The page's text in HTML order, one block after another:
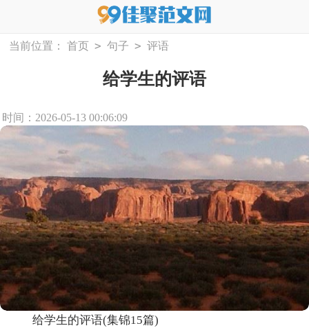
当前位置： 首页 > 句子 > 评语
给学生的评语
时间：2026-05-13 00:06:09
给学生的评语(集锦15篇)